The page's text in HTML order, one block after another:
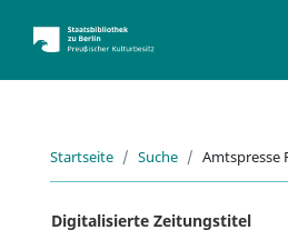
Startseite Suche Amtspresse
Digitalisierte Zeitungstitel